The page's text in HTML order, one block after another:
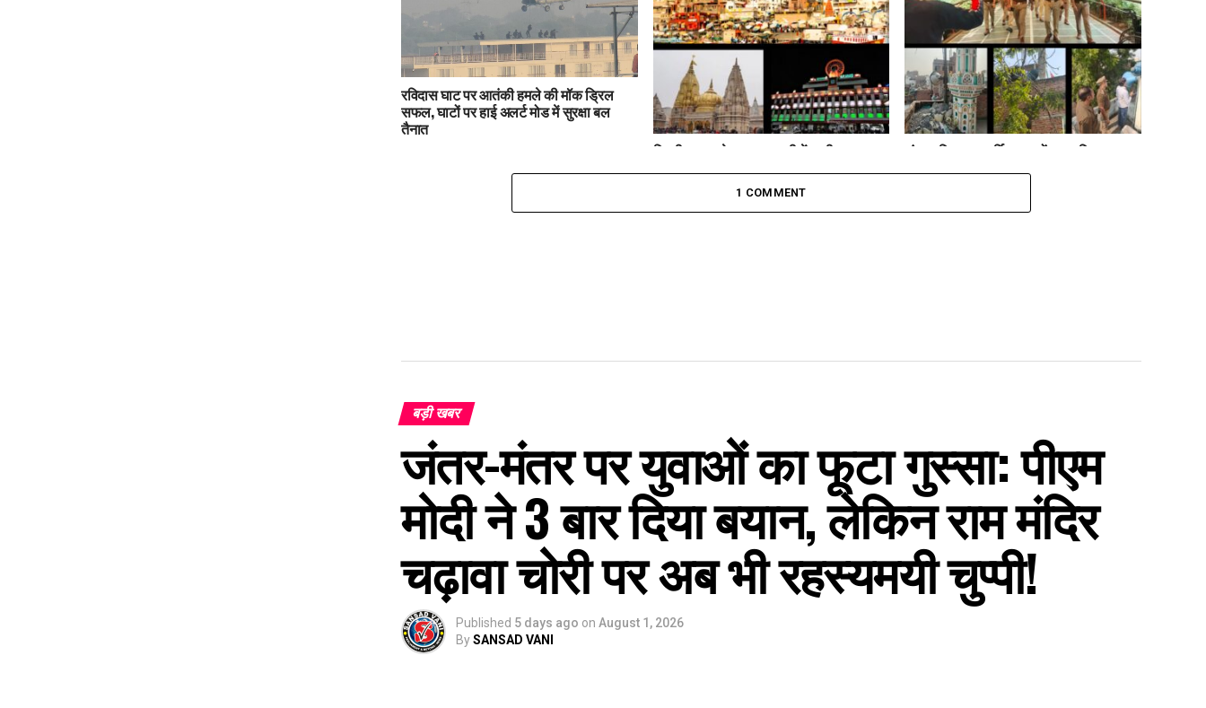
रविदास घाट पर आतंकी हमले की मॉक ड्रिल
सफल, घाटों पर हाई अलर्ट मोड में सुरक्षा बल
तैनात
दिल्ली ब्लास्ट के बाद वाराणसी में कड़ी सुरक्षा:
काशी विश्वनाथ धाम से कैंट स्टेशन तक अलर्ट
लंका पुलिस का धार्मिक स्थलों पर ध्वनि प्रदूषण
अभियान, नूरी और अंजुमन मस्जिद से 3
1 COMMENT
बड़ी खबर
जंतर-मंतर पर युवाओं का फूटा गुस्सा: पीएम
मोदी ने 3 बार दिया बयान, लेकिन राम मंदिर
चढ़ावा चोरी पर अब भी रहस्यमयी चुप्पी!
Published 5 days ago on August 1, 2026
BySANSAD VANI